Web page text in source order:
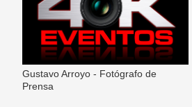
Gustavo Arroyo - Fotógrafo de
Prensa